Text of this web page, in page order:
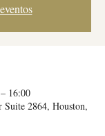
16:00
2864, Houston,